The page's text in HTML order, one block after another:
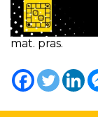
mat. pras.